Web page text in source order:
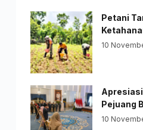
Petani
10
Pejuang
10